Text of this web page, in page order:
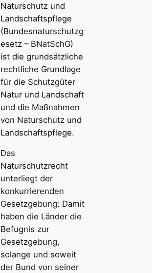
Naturschutz und
Landschaftspflege
(Bundesnaturschutzg
esetz – BNatSchG)
ist die grundsätzliche
rechtliche Grundlage
für die Schutzgüter
Natur und Landschaft
und die Maßnahmen
von Naturschutz und
Landschaftspflege.
Das
Naturschutzrecht
unterliegt der
konkurrierenden
Gesetzgebung: Damit
haben die Länder die
Befugnis zur
Gesetzgebung,
solange und soweit
der Bund von seiner